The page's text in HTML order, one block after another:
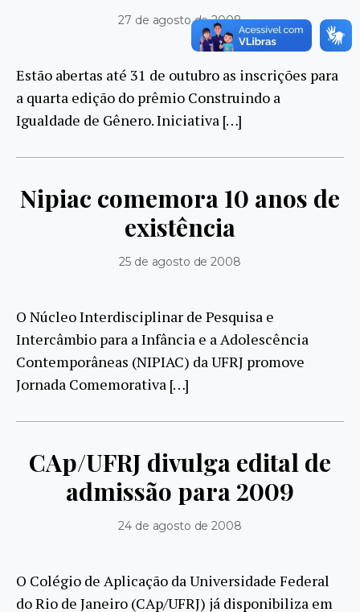
27 de agosto de 2008
Estão abertas até 31 de outubro as inscrições para
a quarta edição do prêmio Construindo a
Igualdade de Gênero. Iniciativa […]
Nipiac comemora 10 anos de
existência
25 de agosto de 2008
O Núcleo Interdisciplinar de Pesquisa e
Intercâmbio para a Infância e a Adolescência
Contemporâneas (NIPIAC) da UFRJ promove
Jornada Comemorativa […]
CAp/UFRJ divulga edital de
admissão para 2009
24 de agosto de 2008
O Colégio de Aplicação da Universidade Federal
do Rio de Janeiro (CAp/UFRJ) já disponibiliza em